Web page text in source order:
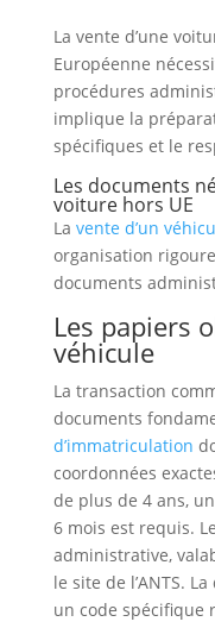
La vente d’une
Européenne
procédures
implique la
spécifiques et le
Les documents
voiture hors UE
La vente d’un
organisation
documents
Les papiers
véhicule
La transaction
documents
d’immatriculation
coordonnées
de plus de 4 ans,
6 mois est requis.
administrative,
le site de l’ANTS.
un code spécifique